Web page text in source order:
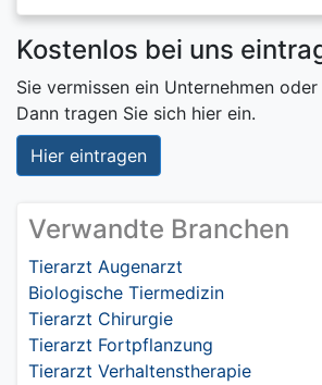
Kostenlos bei uns
Sie vermissen ein Unternehmen
Dann tragen Sie sich hier ein.
Hier eintragen
Verwandte Branchen
Tierarzt Augenarzt
Biologische Tiermedizin
Tierarzt Chirurgie
Tierarzt Fortpflanzung
Tierarzt Verhaltenstherapie